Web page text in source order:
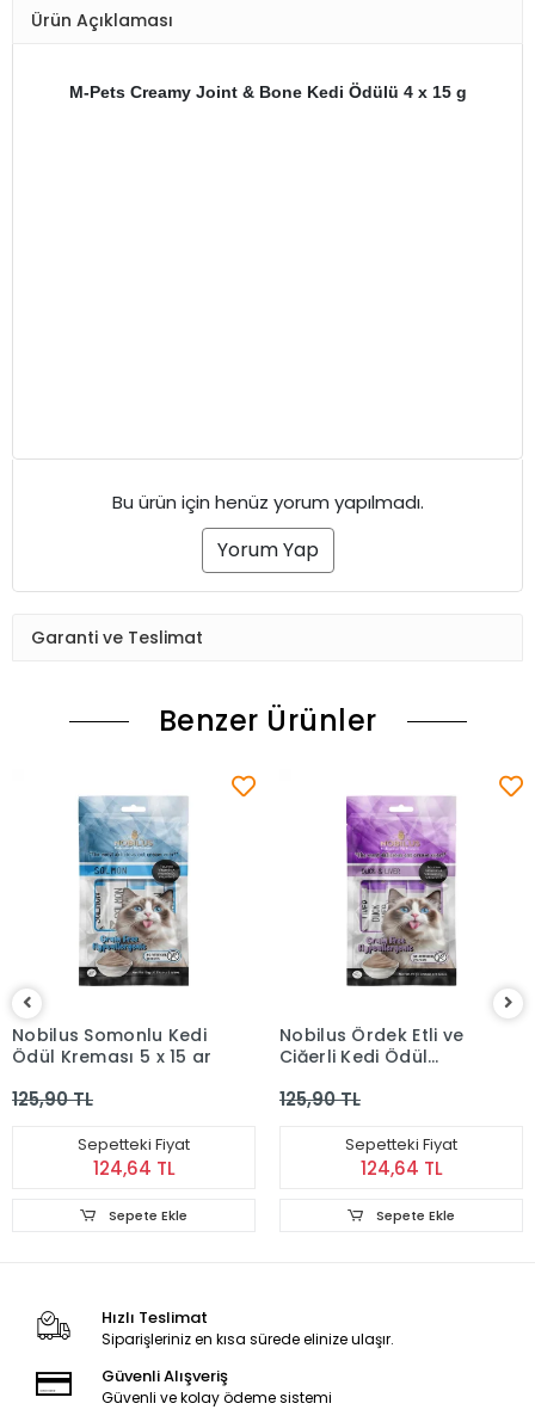
Ürün Açıklaması
M-Pets Creamy Joint & Bone Kedi Ödülü 4 x 15 g
Bu ürün için henüz yorum yapılmadı.
Yorum Yap
Garanti ve Teslimat
Benzer Ürünler
Nobilus Somonlu Kedi
Ödül Kreması 5 x 15 gr
125,90 TL
Sepetteki Fiyat
124,64 TL
Sepete Ekle
Nobilus Ördek Etli ve
Ciğerli Kedi Ödül
125,90 TL
Sepetteki Fiyat
124,64 TL
Sepete Ekle
Hızlı Teslimat
Siparişleriniz en kısa sürede elinize ulaşır.
Güvenli Alışveriş
Güvenli ve kolay ödeme sistemi